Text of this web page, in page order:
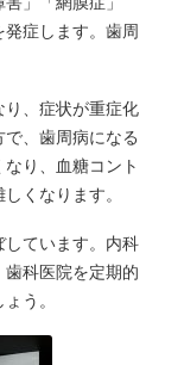
発症します。歯周
り、症状が重症化
、歯周病になる
り、血糖コント
くなります。
しています。内科
科医院を定期的
う。